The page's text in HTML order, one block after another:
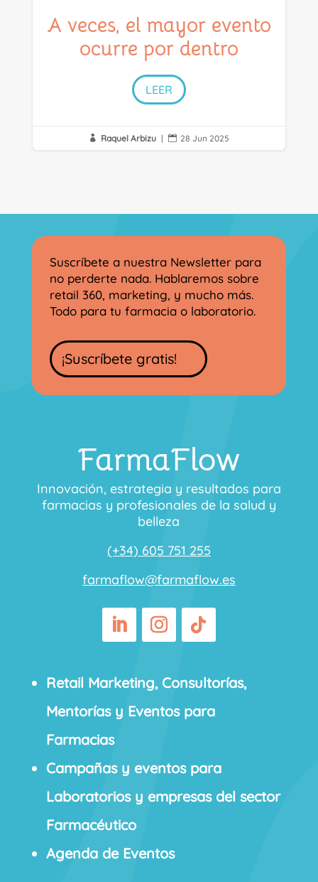
A veces, el mayor evento
ocurre por dentro
LEER
 Raquel Arbizu |  28 Jun 2025
Suscríbete a nuestra Newsletter para
no perderte nada. Hablaremos sobre
retail 360, marketing, y mucho más.
Todo para tu farmacia o laboratorio.
¡Suscríbete gratis!
FarmaFlow
Innovación, estrategia y resultados para
farmacias y profesionales de la salud y
belleza
(+34) 605 751 255
farmaflow@farmaflow.es
Retail Marketing, Consultorías,
Mentorías y Eventos para
Farmacias
Campañas y eventos para
Laboratorios y empresas del sector
Farmacéutico
Agenda de Eventos